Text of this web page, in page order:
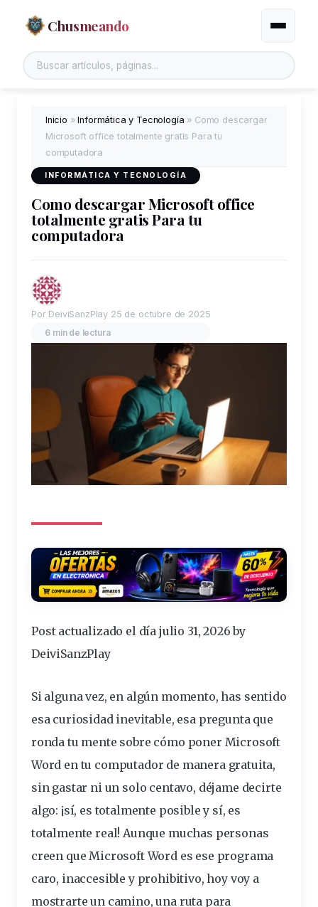
Chusmeando Alternar
Inicio »Informática y Tecnología » Como descargar
Microsoft office totalmente gratis Para tu
computadora
INFORMÁTICA Y TECNOLOGÍA
Como descargar Microsoft office
totalmente gratis Para tu
computadora
Por DeiviSanzPlay 25 de octubre de 2025
6 min de lectura
Post actualizado el día julio 31, 2026 by
DeiviSanzPlay
Si alguna vez, en algún momento, has sentido
esa curiosidad inevitable, esa preguntaque
ronda tu mente sobre cómo poner Microsoft
Word en tu computador de manera gratuita,
sin gastar ni un solo centavo, déjame decirte
algo: ¡sí, es totalmente posible y sí, es
totalmente real! Aunque muchas personas
creen que Microsoft Word es ese programa
caro, inaccesible y prohibitivo, hoy voy a
mostrarte un camino, una ruta para